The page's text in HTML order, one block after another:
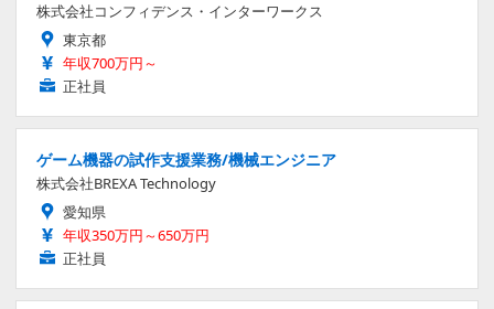
株式会社コンフィデンス・インターワークス
東京都
年収700万円～
正社員
ゲーム機器の試作支援業務/機械エンジニア
株式会社BREXA Technology
愛知県
年収350万円～650万円
正社員